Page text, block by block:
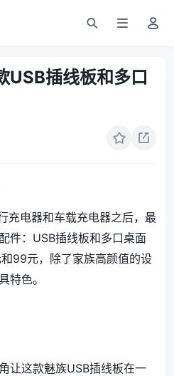
USB插线板和多口
充电器和车载充电器之后，最
件：USB插线板和多口桌面
99元，除了家族高颜值的设
特色。
让这款魅族USB插线板在一